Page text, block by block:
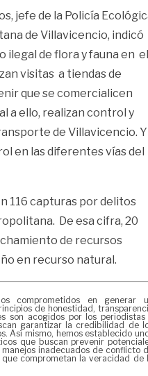
jefe de la Policía
de Villavicencio, indicó
ilegal de flora y fauna en el
visitas a tiendas de
que se comercialicen
a ello, realizan control y
de Villavicencio. Y
en las diferentes vías del
116 capturas por delitos
De esa cifra, 20
de recursos
en recurso natural.
comprometidos en generar
de honestidad,
son acogidos por los periodistas
garantizar la credibilidad de
Así mismo, hemos establecido
que buscan prevenir
inadecuados de conflicto
comprometan la veracidad de